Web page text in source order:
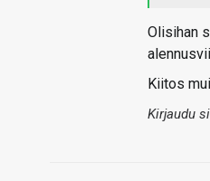
Olisihan
Kiitos
Kirjaudu